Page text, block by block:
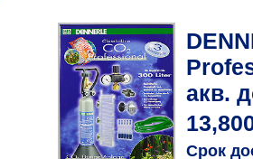
акв.
Срок